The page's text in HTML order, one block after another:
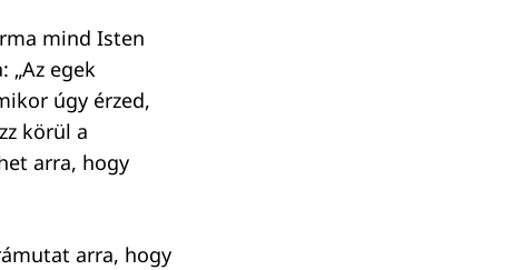
mind Isten
egek
úgy érzed,
körül a
arra, hogy
arra, hogy